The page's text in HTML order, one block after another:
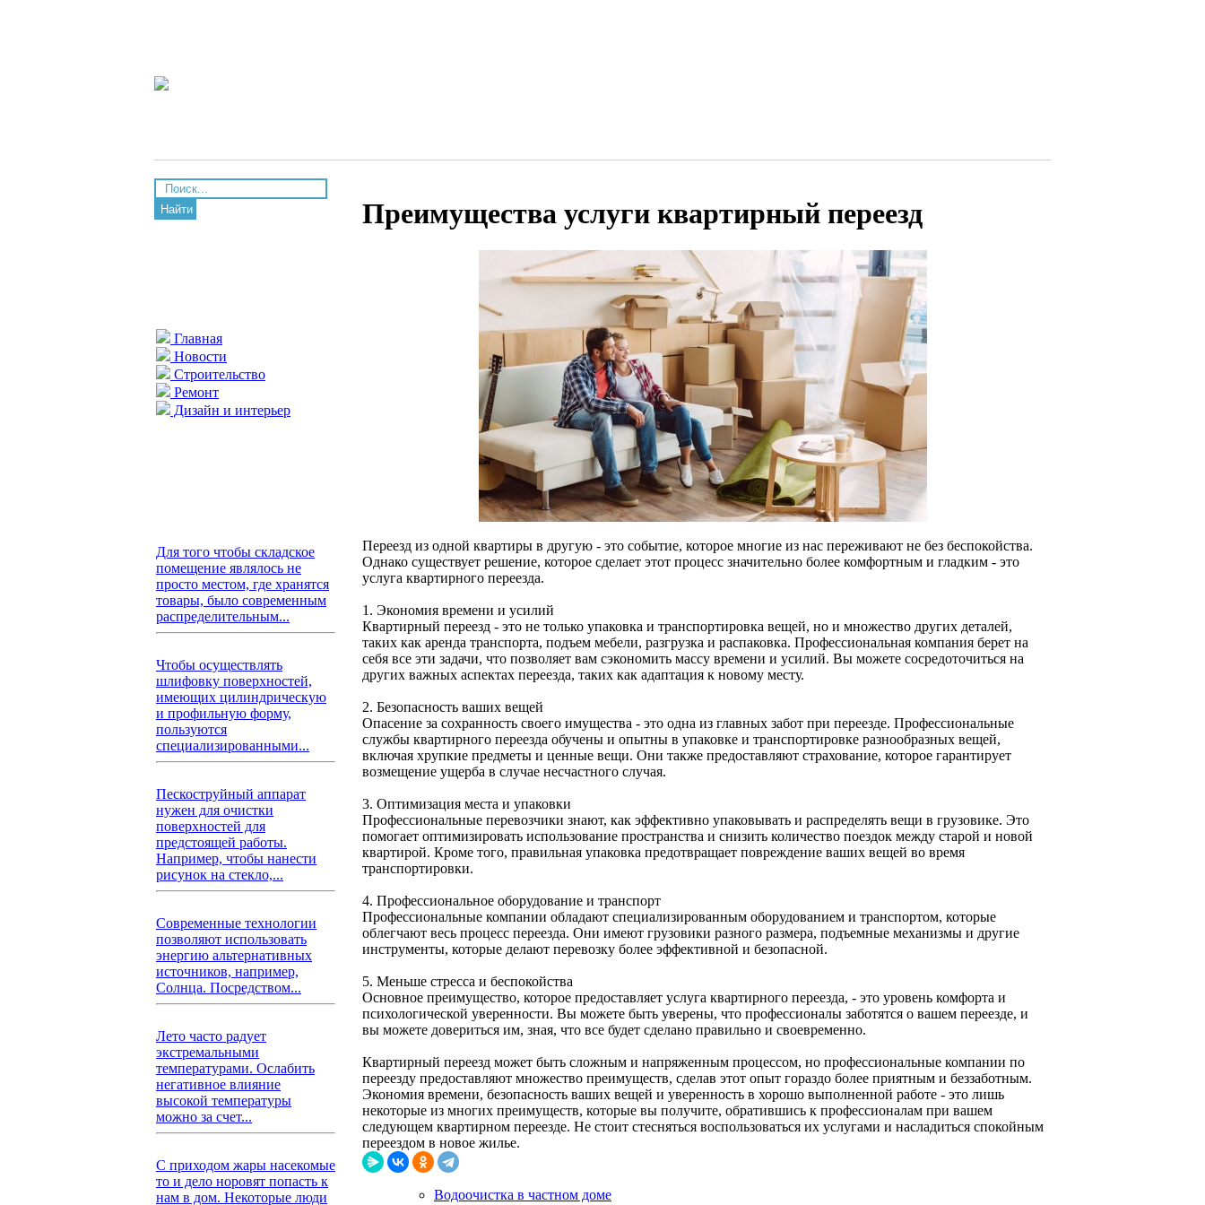
Найти
Главная
Новости
Строительство
Ремонт
Дизайн и интерьер
Для того чтобы складское
помещение являлось не
просто местом, где хранятся
товары, было современным
распределительным...
Чтобы осуществлять
шлифовку поверхностей,
имеющих цилиндрическую
и профильную форму,
пользуются
специализированными...
Пескоструйный аппарат
нужен для очистки
поверхностей для
предстоящей работы.
Например, чтобы нанести
рисунок на стекло,...
Современные технологии
позволяют использовать
энергию альтернативных
источников, например,
Солнца. Посредством...
Лето часто радует
экстремальными
температурами. Ослабить
негативное влияние
высокой температуры
можно за счет...
С приходом жары насекомые
то и дело норовят попасть к
нам в дом. Некоторые люди
Преимущества услуги квартирный переезд
Переезд из одной квартиры в другую - это событие, которое многие из нас переживают не без беспокойства.
Однако существует решение, которое сделает этот процесс значительно более комфортным и гладким - это
услуга квартирного переезда.
1. Экономия времени и усилий
Квартирный переезд - это не только упаковка и транспортировка вещей, но и множество других деталей,
таких как аренда транспорта, подъем мебели, разгрузка и распаковка. Профессиональная компания берет на
себя все эти задачи, что позволяет вам сэкономить массу времени и усилий. Вы можете сосредоточиться на
других важных аспектах переезда, таких как адаптация к новому месту.
2. Безопасность ваших вещей
Опасение за сохранность своего имущества - это одна из главных забот при переезде. Профессиональные
службы квартирного переезда обучены и опытны в упаковке и транспортировке разнообразных вещей,
включая хрупкие предметы и ценные вещи. Они также предоставляют страхование, которое гарантирует
возмещение ущерба в случае несчастного случая.
3. Оптимизация места и упаковки
Профессиональные перевозчики знают, как эффективно упаковывать и распределять вещи в грузовике. Это
помогает оптимизировать использование пространства и снизить количество поездок между старой и новой
квартирой. Кроме того, правильная упаковка предотвращает повреждение ваших вещей во время
транспортировки.
4. Профессиональное оборудование и транспорт
Профессиональные компании обладают специализированным оборудованием и транспортом, которые
облегчают весь процесс переезда. Они имеют грузовики разного размера, подъемные механизмы и другие
инструменты, которые делают перевозку более эффективной и безопасной.
5. Меньше стресса и беспокойства
Основное преимущество, которое предоставляет услуга квартирного переезда, - это уровень комфорта и
психологической уверенности. Вы можете быть уверены, что профессионалы заботятся о вашем переезде, и
вы можете довериться им, зная, что все будет сделано правильно и своевременно.
Квартирный переезд может быть сложным и напряженным процессом, но профессиональные компании по
переезду предоставляют множество преимуществ, сделав этот опыт гораздо более приятным и беззаботным.
Экономия времени, безопасность ваших вещей и уверенность в хорошо выполненной работе - это лишь
некоторые из многих преимуществ, которые вы получите, обратившись к профессионалам при вашем
следующем квартирном переезде. Не стоит стесняться воспользоваться их услугами и насладиться спокойным
переездом в новое жилье.
Водоочистка в частном доме